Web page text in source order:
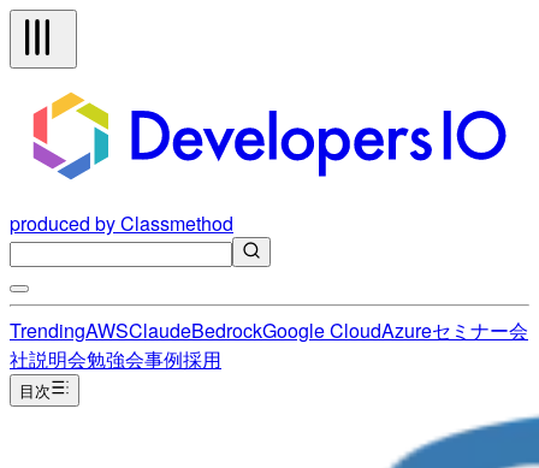
produced by Classmethod
TrendingAWSClaudeBedrockGoogle CloudAzureセミナー会
社説明会勉強会事例採用
目次